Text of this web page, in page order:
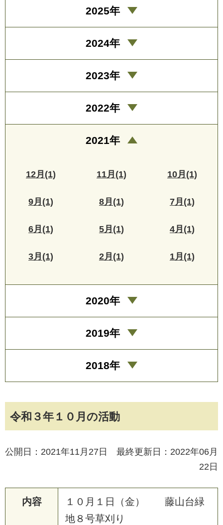
令和３年１０月の活動
公開日：2021年11月27日 最終更新日：2022年06月
22日
内容 １ ０ 月 １ 日 （金） 藤山台緑
地８号草刈 り
2025年
2024年
2023年
2022年
2021年
12月(1) 11月(1) 10月(1)
9月(1) 8月(1) 7月(1)
6月(1) 5月(1) 4月(1)
3月(1) 2月(1) 1月(1)
2020年
2019年
2018年